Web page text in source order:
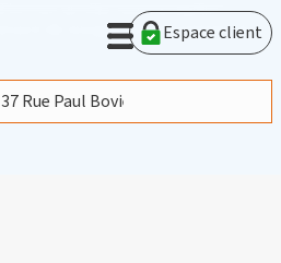
sur ce site, vous acceptez
de Google afin d'analyser le
Espace client